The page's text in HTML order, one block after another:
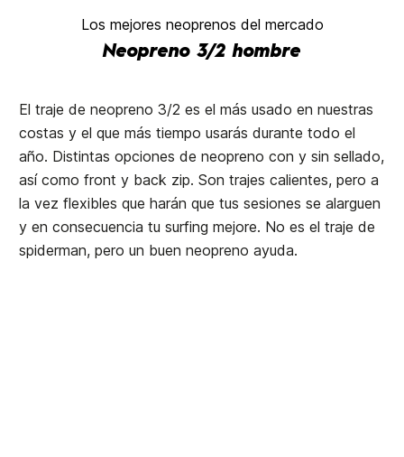
Los mejores neoprenos del mercado
Neopreno 3/2 hombre
El traje de neopreno 3/2 es el más usado en nuestras
costas y el que más tiempo usarás durante todo el
año. Distintas opciones de neopreno con y sin sellado,
así como front y back zip. Son trajes calientes, pero a
la vez flexibles que harán que tus sesiones se alarguen
y en consecuencia tu surfing mejore. No es el traje de
spiderman, pero un buen neopreno ayuda.